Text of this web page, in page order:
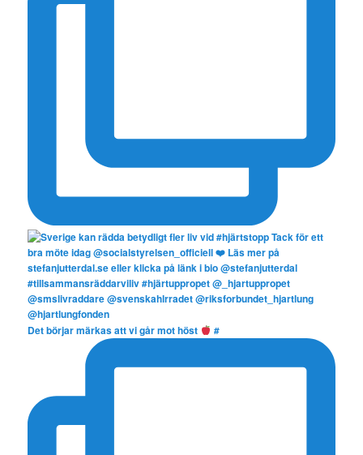
Det börjar märkas att vi går mot höst #